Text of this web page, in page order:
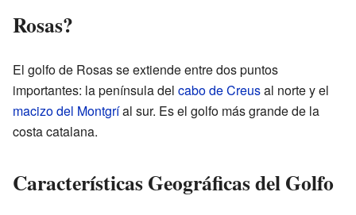
Rosas?
El golfo de Rosas se extiende entre dos puntos
importantes: la península del cabo de Creusal norte y el
macizo del Montgríal sur. Es el golfo más grande de la
costa catalana.
Características Geográficas del Golfo